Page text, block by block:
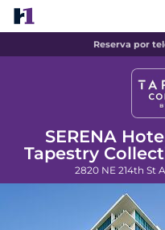
Reserva por
SERENA
Tapestry
2820 NE 214th St